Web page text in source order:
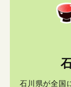
石川県が全国